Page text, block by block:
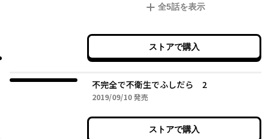
全5話を表示
ストアで購入
不完全で不衛生でふしだら 2
2019/09/102019年09月10日
発売
ストアで購入